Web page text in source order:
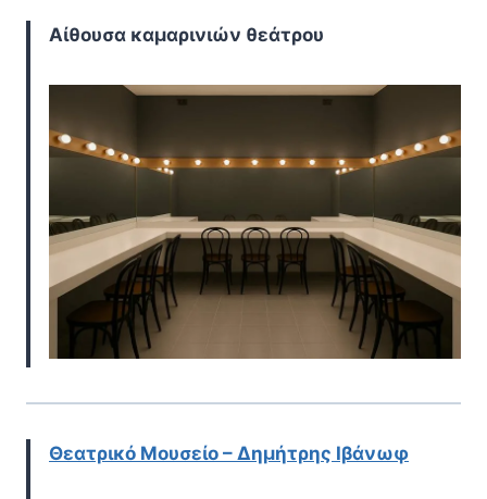
Αίθουσα καμαρινιών θεάτρου
Θεατρικό Μουσείο – Δημήτρης Ιβάνωφ